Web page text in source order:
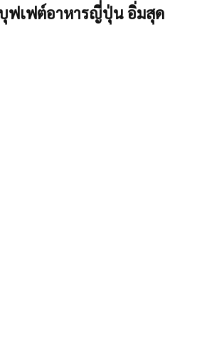
บุฟเฟต์อาหารญี่ปุ่น อิ่มสุด